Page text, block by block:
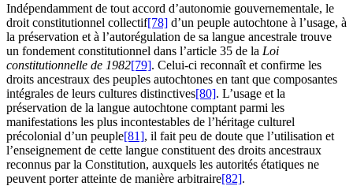
Indépendamment de tout accord d’autonomie gouvernementale, le
droit constitutionnel collectif[78] d’un peuple autochtone à l’usage, à
la préservation et à l’autorégulation de sa langue ancestrale trouve
un fondement constitutionnel dans l’article 35 de la Loi
constitutionnelle de 1982[79]. Celui-ci reconnaît et confirme les
droits ancestraux des peuples autochtones en tant que composantes
intégrales de leurs cultures distinctives[80]. L’usage et la
préservation de la langue autochtone comptant parmi les
manifestations les plus incontestables de l’héritage culturel
précolonial d’un peuple[81], il fait peu de doute que l’utilisation et
l’enseignement de cette langue constituent des droits ancestraux
reconnus par la Constitution, auxquels les autorités étatiques ne
peuvent porter atteinte de manière arbitraire[82].